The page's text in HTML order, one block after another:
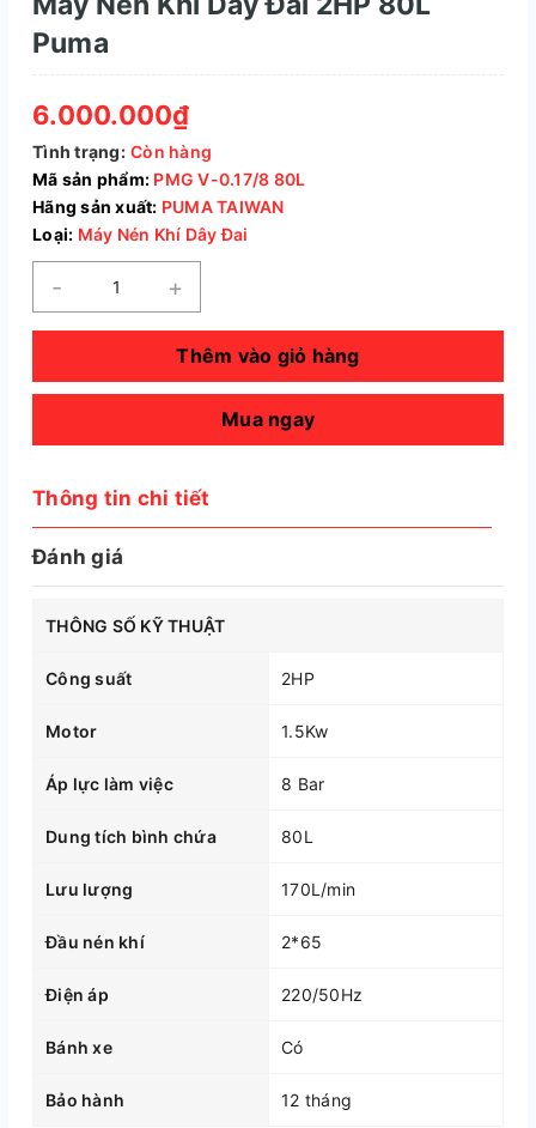
Puma
6.000.000₫
Tình trạng: Còn hàng
Mã sản phẩm: PMG V-0.17/8 80L
Hãng sản xuất: PUMA TAIWAN
Loại: Máy Nén Khí Dây Đai
- +
Thêm vào giỏ hàng
Mua ngay
Thông tin chi tiết
Đánh giá
THÔNG SỐ KỸ THUẬT
Công suất 2HP
Motor 1.5Kw
Áp lực làm việc 8 Bar
Dung tích bình chứa 80L
Lưu lượng 170L/min
Đầu nén khí 2*65
Điện áp 220/50Hz
Bánh xe Có
Bảo hành 12 tháng